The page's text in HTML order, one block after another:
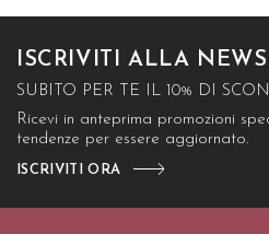
ISCRIVITI ALLA
SUBITO PER TE IL 10% DI
Ricevi in anteprima promozioni
tendenze per essere aggiornato.
ISCRIVITI ORA